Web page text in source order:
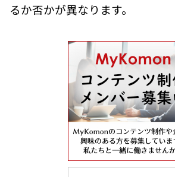
るか否かが異なります。